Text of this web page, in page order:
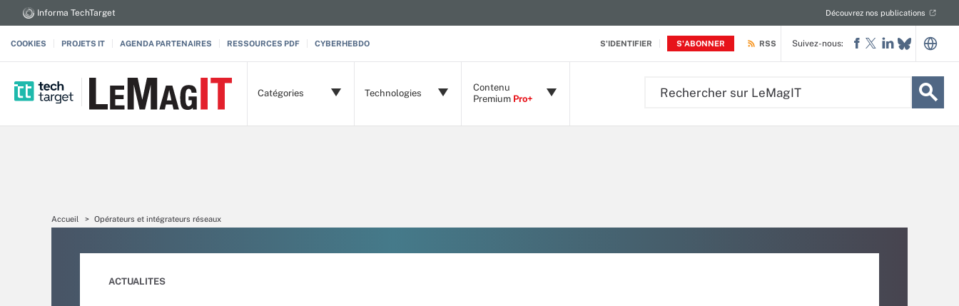
S'IDENTIFIER S'ABONNER
Informa TechTarget Découvrez nos publications
COOKIES PROJETS IT AGENDA PARTENAIRES RESSOURCES PDF CYBERHEBDO RSS
Catégories Technologies
Contenu
Premium Pro+
Suivez-nous:
Accueil Opérateurs et intégrateurs réseaux
ACTUALITES